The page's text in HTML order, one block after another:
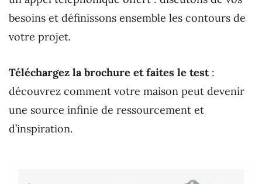
besoins et définissons ensemble les contours de
votre projet.
Téléchargez la brochure et faites le test:
découvrez comment votre maison peut devenir
une source infinie de ressourcement et
d’inspiration.